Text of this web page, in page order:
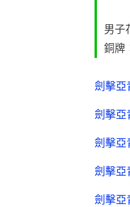
男子
銅牌
劍擊
劍擊
劍擊
劍擊
劍擊